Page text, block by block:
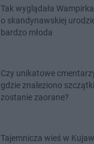
Tak wyglądała
o skandynawskiej
bardzo młoda
Czy unikatowe
gdzie znaleziono
zostanie zaorane?
Tajemnicza wieś w